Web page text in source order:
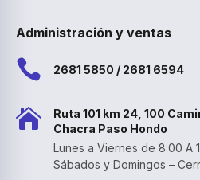
Administración y ventas
 2681 5850 / 2681 6594

Ruta 101 km 24, 100
Chacra Paso Hondo
Lunes a Viernes de 8:00 A
Sábados y Domingos –